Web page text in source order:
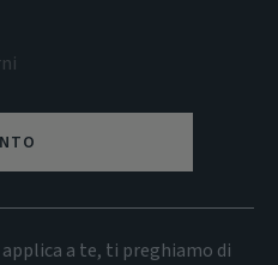
a te, ti preghiamo di